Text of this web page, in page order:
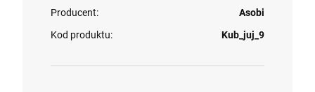
Producent:
Asobi
Kod produktu:
Kub_juj_9